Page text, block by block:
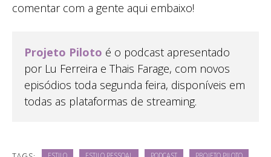
comentar com a gente aqui embaixo!
Projeto Piloto é o podcast apresentado
por Lu Ferreira e Thais Farage, com novos
episódios toda segunda feira, disponíveis em
todas as plataformas de streaming.